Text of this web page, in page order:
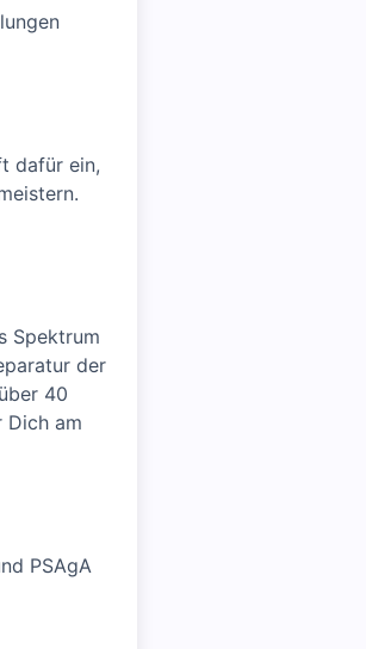
dafür ein,
Spektrum
der
40
Dich am
PSAgA